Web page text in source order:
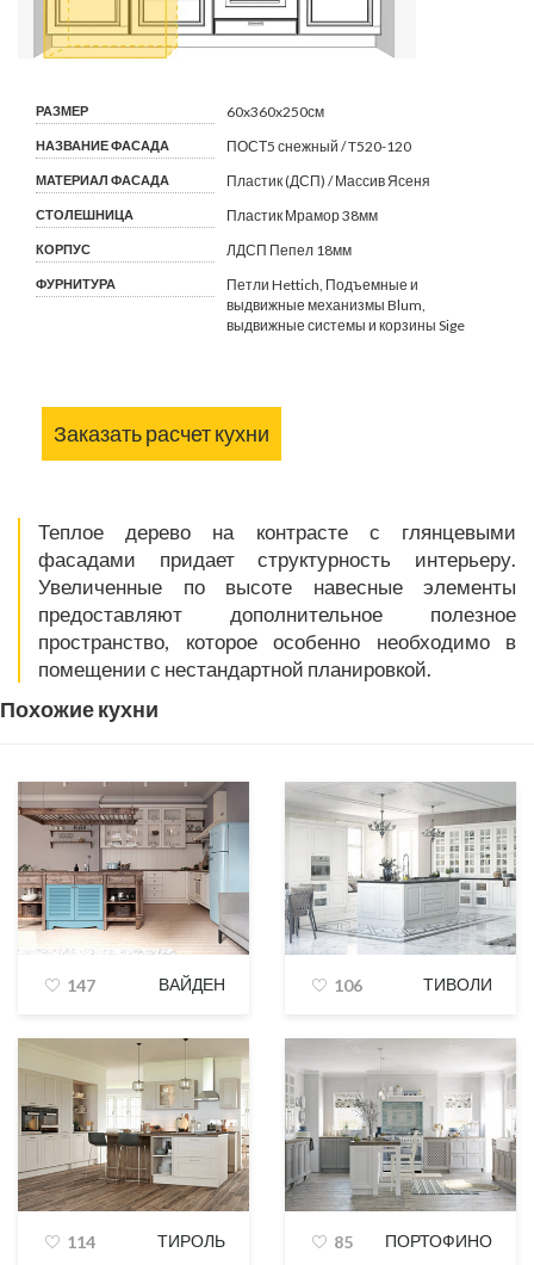
РАЗМЕР 60x360x250см
НАЗВАНИЕ ФАСАДА ПОСТ5 снежный / T520-120
МАТЕРИАЛ ФАСАДА Пластик (ДСП) / Массив Ясеня
СТОЛЕШНИЦА Пластик Мрамор 38мм
КОРПУС ЛДСП Пепел 18мм
ФУРНИТУРА
Петли Hettich, Подъемные и
выдвижные механизмы Blum,
выдвижные системы и корзины Sige
Заказать расчет кухни
Теплое дерево на контрасте с глянцевыми
фасадами придает структурность интерьеру.
Увеличенные по высоте навесные элементы
предоставляют дополнительное полезное
пространство, которое особенно необходимо в
помещении с нестандартной планировкой.
Похожие кухни
147 ВАЙДЕН 106 ТИВОЛИ
114 ТИРОЛЬ 85 ПОРТОФИНО